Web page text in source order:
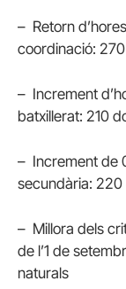
– Retorn
coordinació:
– Increment
batxillerat: 210
– Increment de
secundària:
– Millora dels
de l’1 de
naturals